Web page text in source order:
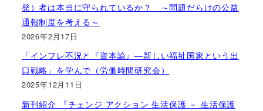
発）者は本当に守られているか？ ～問題だらけの公益
通報制度を考える～
2026年2月17日
「インフレ不況と『資本論』―新しい福祉国家という出
口戦略」を学んで（労働時間研究会）
2025年12月11日
新刊紹介 『チェンジ アクション 生活保護 － 生活保護